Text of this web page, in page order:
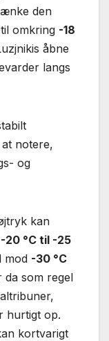
den
omkring -18
åbne
langs
notere,
og
kan
-20 °C til -25
mod -30 °C
da som regel
hurtigt op.
kortvarigt